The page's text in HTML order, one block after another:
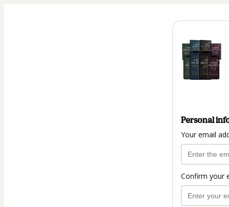
Personal
Your email
Confirm your